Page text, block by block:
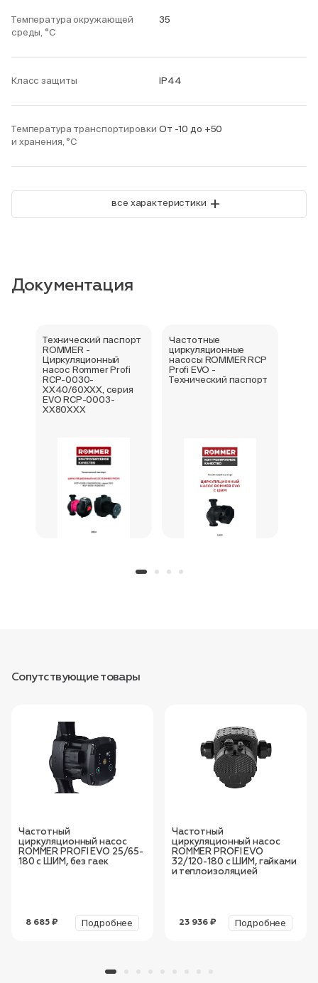
Температура окружающей
среды, °С
35
Класс защиты IP44
Температура транспортировки
и хранения, °С
От -10 до +50
все характеристики +
Документация
Технический паспорт
ROMMER -
Циркуляционный
насос Rommer Profi
RCP-0030-
XX40/60XXX, серия
EVO RCP-0003-
XX80XXX
Частотные
циркуляционные
насосы ROMMER RCP
Profi EVO -
Технический паспорт
Сопутствующие товары
Частотный
циркуляционный насос
ROMMER PROFI EVO 25/65-
180 с ШИМ, без гаек
8 685 ₽ Подробнее
Частотный
циркуляционный насос
ROMMER PROFI EVO
32/120-180 с ШИМ, гайками
и теплоизоляцией
23 936 ₽ Подробнее